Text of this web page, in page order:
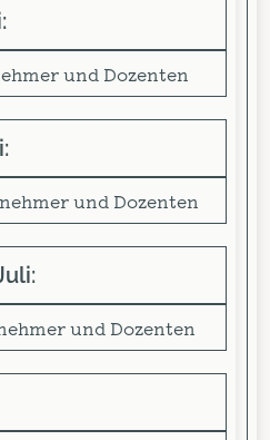
und Dozenten
und Dozenten
und Dozenten